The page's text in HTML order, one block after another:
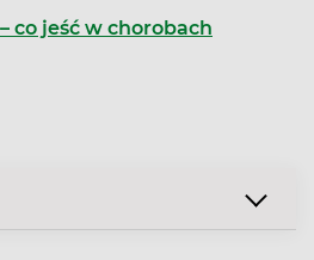
co jeść w chorobach